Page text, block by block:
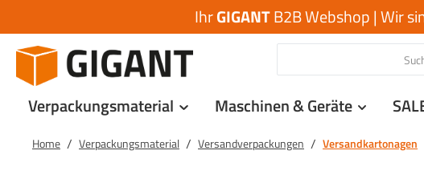
IhrGIGANTB2B Webshop | Wir
Verpackungsmaterial Maschinen & Geräte
Home / Verpackungsmaterial / Versandverpackungen / Versandkartonagen